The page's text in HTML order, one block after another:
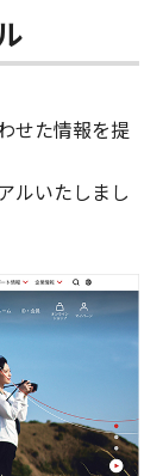
せた情報を提
ルいたしまし